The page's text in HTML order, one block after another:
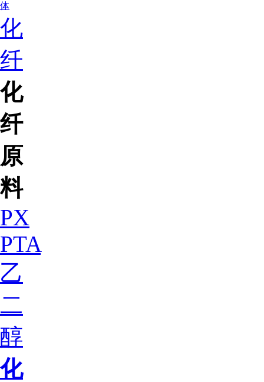
体
化
纤
化
纤
原
料
PX
PTA
乙
二
醇
化